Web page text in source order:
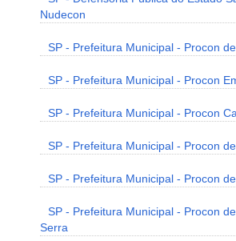
Nudecon
SP - Prefeitura Municipal - Procon
SP - Prefeitura Municipal - Procon
SP - Prefeitura Municipal - Procon
SP - Prefeitura Municipal - Procon
SP - Prefeitura Municipal - Procon
SP - Prefeitura Municipal - Procon
Serra